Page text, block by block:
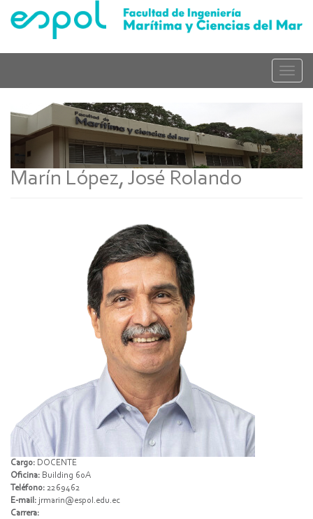
contenido
Toggle
Marín López, José Rolando
Cargo: DOCENTE
Oficina: Building 60A
Teléfono: 2269462
E-mail: jrmarin@espol.edu.ec
Carrera: